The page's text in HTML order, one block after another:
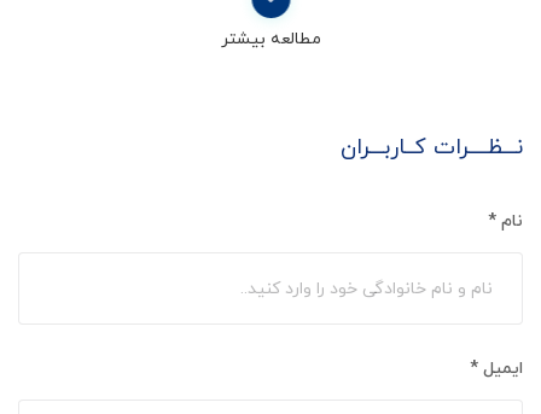
مطالعه بیشتر
نـــظــــرات کــاربـــران
نام *
ایمیل *